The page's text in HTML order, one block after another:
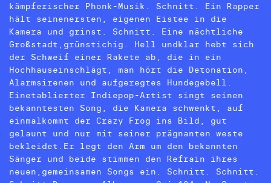
kämpferischer Phonk-Musik. Schnitt. Ein Rapper
hält seinenersten, eigenen Eistee in die
Kamera und grinst. Schnitt. Eine nächtliche
Großstadt,grünstichig. Hell undklar hebt sich
der Schweif einer Rakete ab, die in ein
Hochhauseinschlägt, man hört die Detonation,
Alarmsirenen und aufgeregtes Hundegebell.
Einetablierter Indiepop-Artist singt seinen
bekanntesten Song, die Kamera schwenkt, auf
einmalkommt der Crazy Frog ins Bild, gut
gelaunt und nur mit seiner prägnanten weste
bekleidet.Er legt den Arm um den bekannten
Sänger und beide stimmen den Refrain ihres
neuen,gemeinsamen Songs ein. Schnitt. Schnitt.